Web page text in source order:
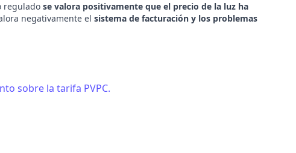
reguladose valora positivamente que el precio de la luz ha
negativamente el sistema de facturación y los problemas
sobre la tarifa PVPC.